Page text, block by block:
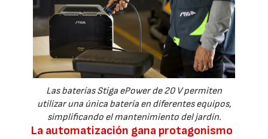
Las baterías Stiga ePower de 20 V permiten
utilizar una única batería en diferentes equipos,
simplificando el mantenimiento del jardín.
La automatización gana protagonismo